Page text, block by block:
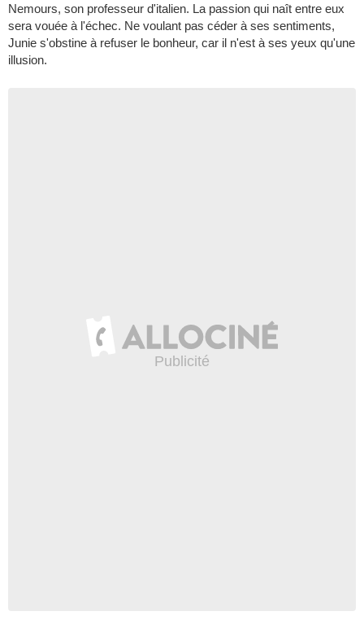
Nemours, son professeur d'italien. La passion qui naît entre eux
sera vouée à l'échec. Ne voulant pas céder à ses sentiments,
Junie s'obstine à refuser le bonheur, car il n'est à ses yeux qu'une
illusion.